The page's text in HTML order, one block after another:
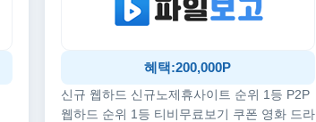
혜택:200,000P
신규 웹하드 신규노제휴사이트 순위 1등 P2P
웹하드 순위 1등 티비무료보기 쿠폰 영화 드라